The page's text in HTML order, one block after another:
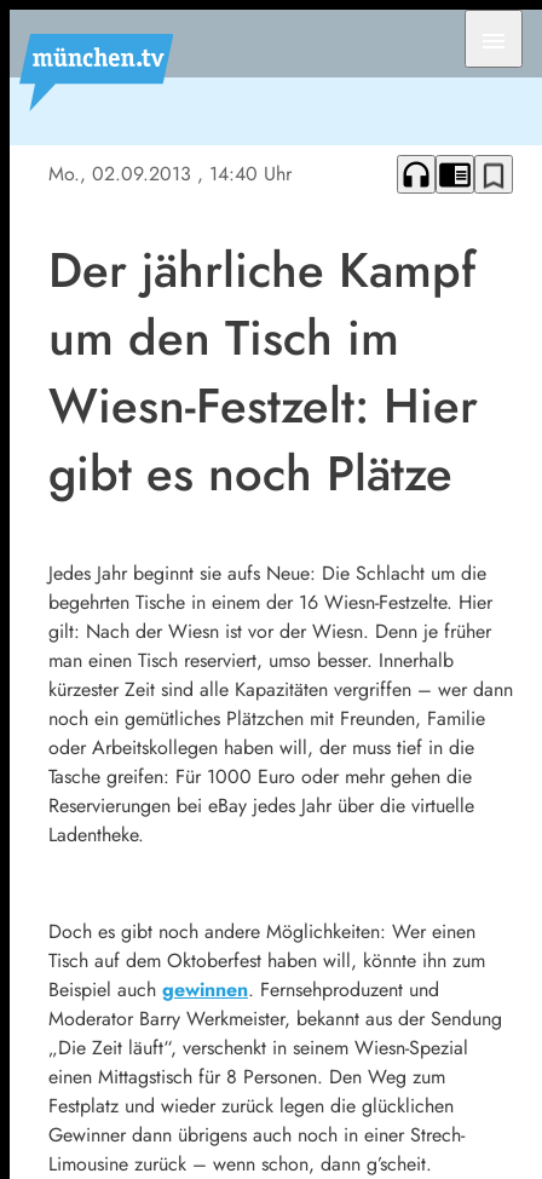
Mo., 02.09.2013 , 14:40 Uhr headphones chrome_reader_mode bookmark_border
Der jährliche Kampf
um den Tisch im
Wiesn-Festzelt: Hier
gibt es noch Plätze
Jedes Jahr beginnt sie aufs Neue: Die Schlacht um die
begehrten Tische in einem der 16 Wiesn-Festzelte. Hier
gilt: Nach der Wiesn ist vor der Wiesn. Denn je früher
man einen Tisch reserviert, umso besser. Innerhalb
kürzester Zeit sind alle Kapazitäten vergriffen – wer dann
noch ein gemütliches Plätzchen mit Freunden, Familie
oder Arbeitskollegen haben will, der muss tief in die
Tasche greifen: Für 1000 Euro oder mehr gehen die
Reservierungen bei eBay jedes Jahr über die virtuelle
Ladentheke.
Doch es gibt noch andere Möglichkeiten: Wer einen
Tisch auf dem Oktoberfest haben will, könnte ihn zum
Beispiel auch gewinnen. Fernsehproduzent und
Moderator Barry Werkmeister, bekannt aus der Sendung
„Die Zeit läuft“, verschenkt in seinem Wiesn-Spezial
einen Mittagstisch für 8 Personen. Den Weg zum
Festplatz und wieder zurück legen die glücklichen
Gewinner dann übrigens auch noch in einer Strech-
Limousine zurück – wenn schon, dann g’scheit.